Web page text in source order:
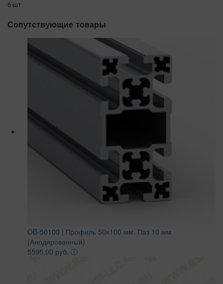
6 шт.
Сопутствующие товары
OB-50100 | Профиль 50х100 мм. Паз 10 мм
(Анодированный)
5595.00 руб. ⓘ